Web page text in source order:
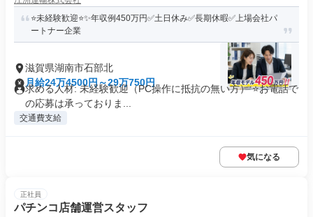
⭐未経験歓迎⭐✨年収例450万円✅土日休み✅長期休暇✅上場会社パ
ートナー企業
滋賀県湖南市石部北
月給24万4500円～29万750円
求める人材: 未経験歓迎（PC操作に抵抗の無い方） ⭐お電話で
の応募は承っておりま...
交通費支給
気になる
正社員
パチンコ店舗運営スタッフ